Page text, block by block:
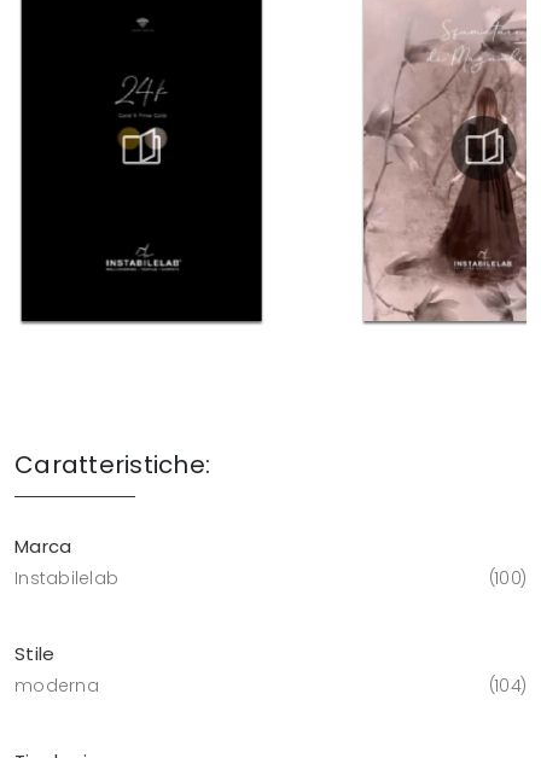
Caratteristiche:
Marca
Instabilelab 100
Stile
moderna 104